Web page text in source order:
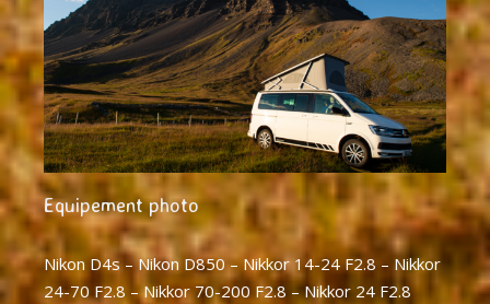
Equipement photo
Nikon D4s – Nikon D850 – Nikkor 14-24 F2.8 – Nikkor
24-70 F2.8 – Nikkor 70-200 F2.8 – Nikkor 24 F2.8